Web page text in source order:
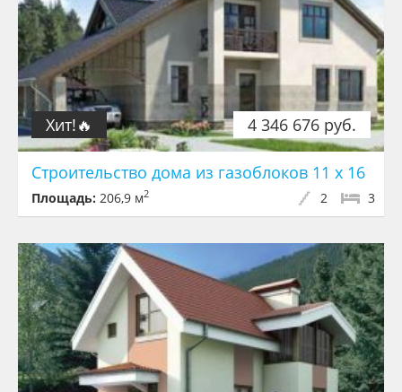
4 346 676 руб.
Хит!🔥
Строительство дома из газоблоков 11 х 16
Площадь: 206,9 м2 3
2